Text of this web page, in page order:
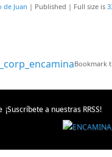
de Juan | Published | Full size is
Bookmark
¡Suscríbete a nuestras RRSS!